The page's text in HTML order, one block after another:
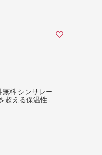
料 シンサレー
超える保温性 抗